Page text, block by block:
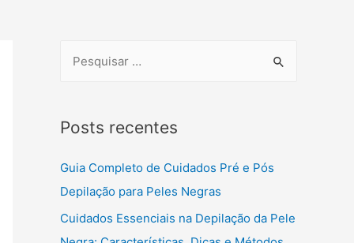
r
h
f
o
Posts recentes
Guia Completo de Cuidados Pré e Pós
Depilação para Peles Negras
Cuidados Essenciais na Depilação da Pele